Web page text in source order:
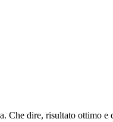
Che dire, risultato ottimo